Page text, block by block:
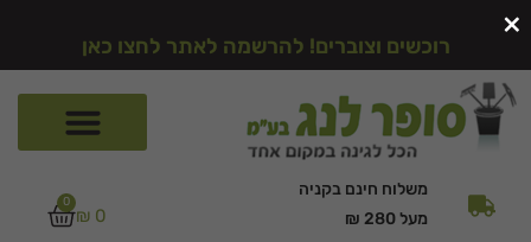
רוכשים וצוברים! להרשמה לאתר לחצו כאן
משלוח חינם בקניה
מעל 280 ₪
₪ 0
0
×